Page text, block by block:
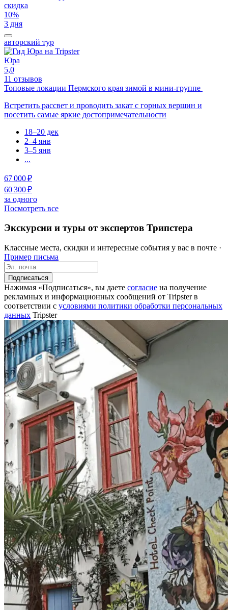
скидка
10%
3 дня
авторский тур
Юра
5,0
11 отзывов
Топовые локации Пермского края зимой в мини-группе
Встретить рассвет и проводить закат с горных вершин и
посетить самые яркие достопримечательности
18–20 дек
2–4 янв
3–5 янв
...
67 000 ₽
60 300 ₽
за одного
Посмотреть все
Экскурсии и туры от экспертов Трипстера
Классные места, скидки и интересные события у вас в почте ·
Пример письма
Подписаться
Нажимая «Подписаться», вы даете согласие на получение
рекламных и информационных сообщений от Tripster в
соответствии c условиями политики обработки персональных
данных Tripster